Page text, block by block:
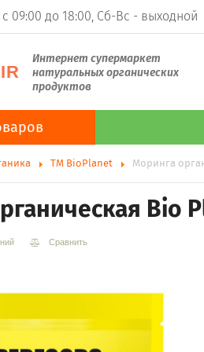
09:00 до 18:00, Сб-Вс - выходной
Интернет супермаркет
натуральных органических
продуктов
ТМ BioPlanet Моринга
Bio
Сравнить